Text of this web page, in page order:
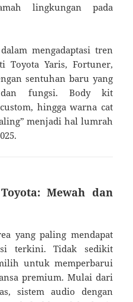
lingkungan pada
mengadaptasi tren
Toyota Yaris, Fortuner,
sentuhan baru yang
dan fungsi. Body kit
hingga warna cat
menjadi hal lumrah
Mewah dan
yang paling mendapat
terkini. Tidak sedikit
untuk memperbarui
premium. Mulai dari
sistem audio dengan